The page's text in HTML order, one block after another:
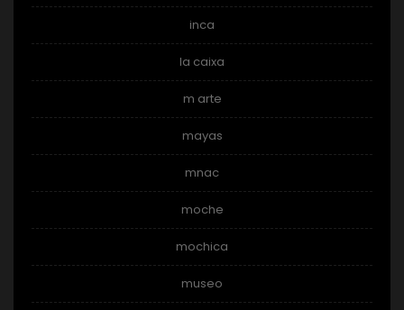
inca
la caixa
m arte
mayas
mnac
moche
mochica
museo